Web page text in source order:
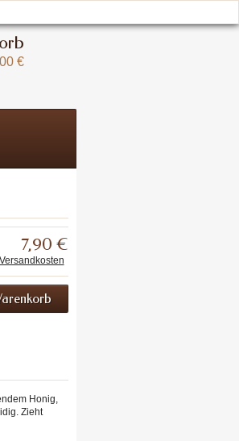
€
7,90 €
Honig,
Zieht